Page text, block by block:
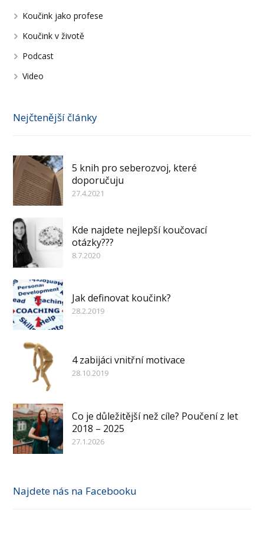
Koučink jako profese
Koučink v životě
Podcast
Video
Nejčtenější články
5 knih pro seberozvoj, které
doporučuju
27.4.2021
Kde najdete nejlepší koučovací
otázky???
8.7.2020
Jak definovat koučink?
28.2.2019
4 zabijáci vnitřní motivace
28.10.2019
Co je důležitější než cíle? Poučení z let
2018 – 2025
27.1.2026
Najdete nás na Facebooku